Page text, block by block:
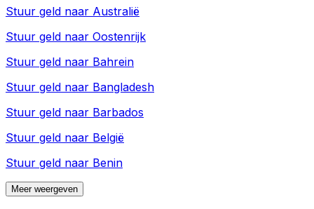
Stuur geld naar Australië
Stuur geld naar Oostenrijk
Stuur geld naar Bahrein
Stuur geld naar Bangladesh
Stuur geld naar Barbados
Stuur geld naar België
Stuur geld naar Benin
Meer weergeven